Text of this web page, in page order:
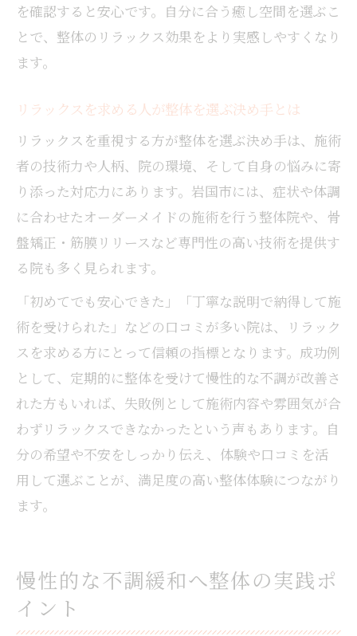
を確認すると安心です。自分に合う癒し空間を選ぶこ
とで、整体のリラックス効果をより実感しやすくなり
ます。
リラックスを求める人が整体を選ぶ決め手とは
リラックスを重視する方が整体を選ぶ決め手は、施術
者の技術力や人柄、院の環境、そして自身の悩みに寄
り添った対応力にあります。岩国市には、症状や体調
に合わせたオーダーメイドの施術を行う整体院や、骨
盤矯正・筋膜リリースなど専門性の高い技術を提供す
る院も多く見られます。
「初めてでも安心できた」「丁寧な説明で納得して施
術を受けられた」などの口コミが多い院は、リラック
スを求める方にとって信頼の指標となります。成功例
として、定期的に整体を受けて慢性的な不調が改善さ
れた方もいれば、失敗例として施術内容や雰囲気が合
わずリラックスできなかったという声もあります。自
分の希望や不安をしっかり伝え、体験や口コミを活
用して選ぶことが、満足度の高い整体体験につながり
ます。
慢性的な不調緩和へ整体の実践ポ
イント